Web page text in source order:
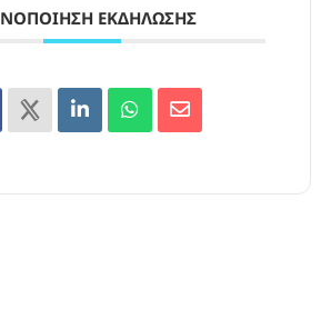
ΕΚΔΉΛΩΣΗΣ